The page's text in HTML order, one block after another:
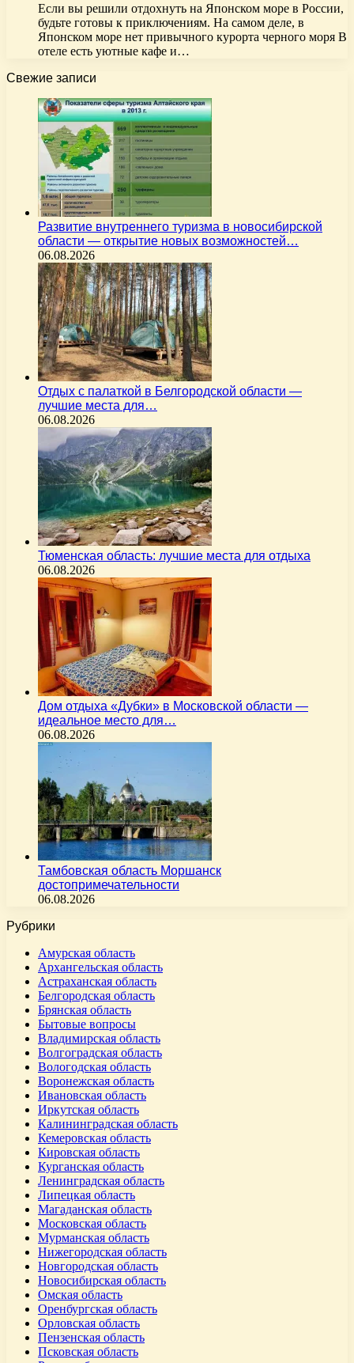
Если вы решили отдохнуть на Японском море в России,
будьте готовы к приключениям. На самом деле, в
Японском море нет привычного курорта черного моря В
отеле есть уютные кафе и…
Свежие записи
Развитие внутреннего туризма в новосибирской
области — открытие новых возможностей…
06.08.2026
Отдых с палаткой в Белгородской области —
лучшие места для…
06.08.2026
Тюменская область: лучшие места для отдыха
06.08.2026
Дом отдыха «Дубки» в Московской области —
идеальное место для…
06.08.2026
Тамбовская область Моршанск
достопримечательности
06.08.2026
Рубрики
Амурская область
Архангельская область
Астраханская область
Белгородская область
Брянская область
Бытовые вопросы
Владимирская область
Волгоградская область
Вологодская область
Воронежская область
Ивановская область
Иркутская область
Калининградская область
Кемеровская область
Кировская область
Курганская область
Ленинградская область
Липецкая область
Магаданская область
Московская область
Мурманская область
Нижегородская область
Новгородская область
Новосибирская область
Омская область
Оренбургская область
Орловская область
Пензенская область
Псковская область